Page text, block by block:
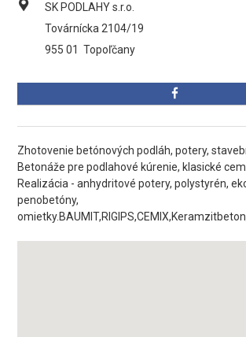
SK PODLAHY s.r.o.
Továrnícka 2104/19
955 01 Topoľčany
Zhotovenie betónových podláh, potery,
Betonáže pre podlahové kúrenie, klasické
Realizácia - anhydritové potery, polystyrén,
penobetóny,